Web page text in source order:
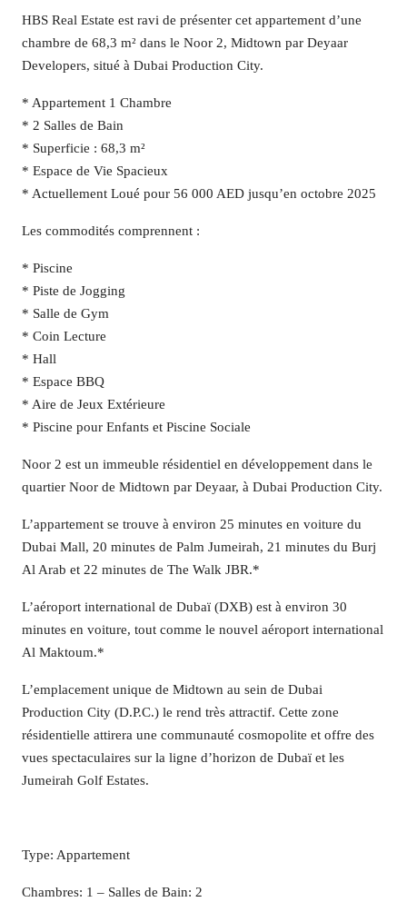
HBS Real Estate est ravi de présenter cet appartement d’une
chambre de 68,3 m² dans le Noor 2, Midtown par Deyaar
Developers, situé à Dubai Production City.
* Appartement 1 Chambre
* 2 Salles de Bain
* Superficie : 68,3 m²
* Espace de Vie Spacieux
* Actuellement Loué pour 56 000 AED jusqu’en octobre 2025
Les commodités comprennent :
* Piscine
* Piste de Jogging
* Salle de Gym
* Coin Lecture
* Hall
* Espace BBQ
* Aire de Jeux Extérieure
* Piscine pour Enfants et Piscine Sociale
Noor 2 est un immeuble résidentiel en développement dans le
quartier Noor de Midtown par Deyaar, à Dubai Production City.
L’appartement se trouve à environ 25 minutes en voiture du
Dubai Mall, 20 minutes de Palm Jumeirah, 21 minutes du Burj
Al Arab et 22 minutes de The Walk JBR.*
L’aéroport international de Dubaï (DXB) est à environ 30
minutes en voiture, tout comme le nouvel aéroport international
Al Maktoum.*
L’emplacement unique de Midtown au sein de Dubai
Production City (D.P.C.) le rend très attractif. Cette zone
résidentielle attirera une communauté cosmopolite et offre des
vues spectaculaires sur la ligne d’horizon de Dubaï et les
Jumeirah Golf Estates.
Type: Appartement
Chambres: 1 – Salles de Bain: 2